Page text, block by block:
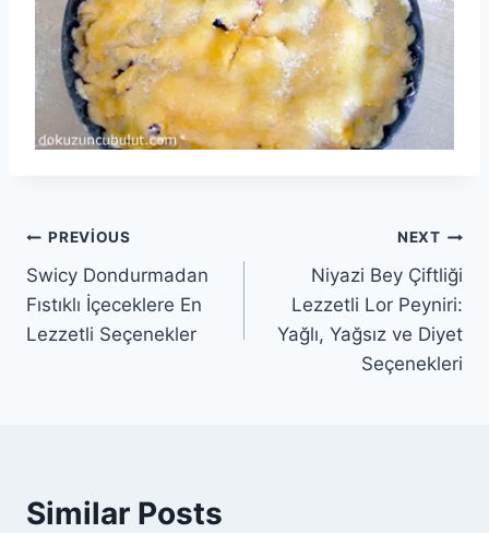
Yazı
gezinmesi
PREVIOUS
Swicy Dondurmadan
Fıstıklı İçeceklere En
Lezzetli Seçenekler
NEXT
Niyazi Bey Çiftliği
Lezzetli Lor Peyniri:
Yağlı, Yağsız ve Diyet
Seçenekleri
Similar Posts